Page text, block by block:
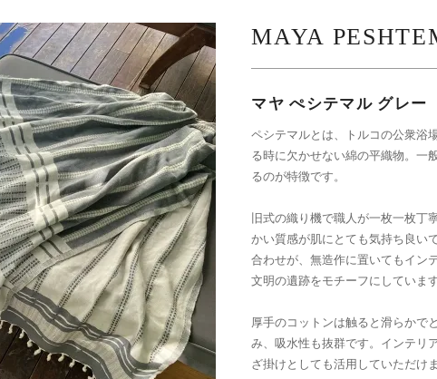
MAYA
マヤ ぺシテマル グレー
ペシテマルとは、トルコの公衆浴
る時に欠かせない綿の平織物。一
るのが特徴です。
旧式の織り機で職人が一枚一枚丁
かい質感が肌にとても気持ち良い
合わせが、無造作に置いてもイン
文明の遺跡をモチーフにしていま
厚手のコットンは触ると滑らかで
み、吸水性も抜群です。インテリ
ざ掛けとしても活用していただけ